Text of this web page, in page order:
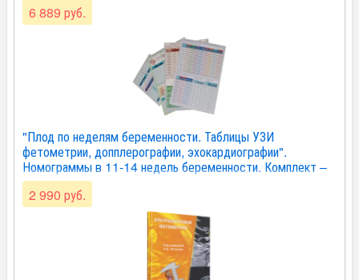
6 889 руб.
"Плод по неделям беременности. Таблицы УЗИ
фетометрии, допплерографии, эхокардиографии".
Номограммы в 11-14 недель беременности. Комплект –
М. В. Медведев
2 990 руб.